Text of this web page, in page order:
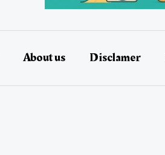
About us Disclamer